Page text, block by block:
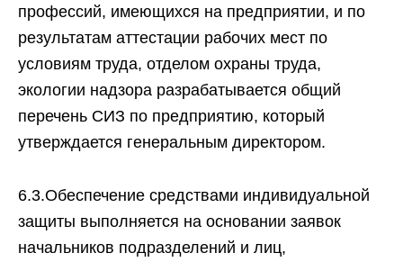
профессий, имеющихся на предприятии, и по
результатам аттестации рабочих мест по
условиям труда, отделом охраны труда,
экологии надзора разрабатывается общий
перечень СИЗ по предприятию, который
утверждается генеральным директором.
6.3.Обеспечение средствами индивидуальной
защиты выполняется на основании заявок
начальников подразделений и лиц,